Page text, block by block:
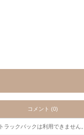
コメント (0)
トラックバックは利用できません。